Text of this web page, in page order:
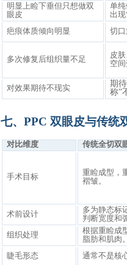
明显上睑下垂但只想做双
眼皮
单
出现
疤痕体质倾向明显
切口
多次修复后组织量不足
皮
空间
对效果期待不现实 期待
称”
七、PPC 双眼皮与传统
对比维度 传统全切双
手术目标
重睑成型，
褶皱。
术前设计
多为静态标
判断宽度和
组织处理
根据重睑成
脂肪和肌肉。
睫毛形态
通常不是核